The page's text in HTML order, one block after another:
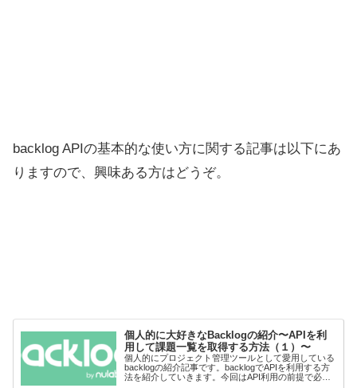
backlog APIの基本的な使い方に関する記事は以下にあ
りますので、興味ある方はどうぞ。
個人的に大好きなBacklogの紹介〜APIを利
用して課題一覧を取得する方法（１）〜
個人的にプロジェクト管理ツールとして愛用している
backlogの紹介記事です。backlogでAPIを利用する方
法を紹介していきます。今回はAPI利用の前提で必要